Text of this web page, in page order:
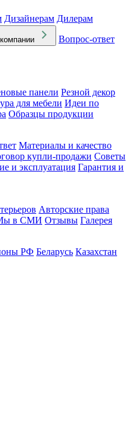
Дизайнерам Дилерам
Вопрос-ответ
панели Резной декор
для мебели Идеи по
Образцы продукции
Материалы и качество
купли-продажи Советы
и эксплуатация Гарантия и
Авторские права
в СМИ Отзывы Галерея
РФ Беларусь Казахстан